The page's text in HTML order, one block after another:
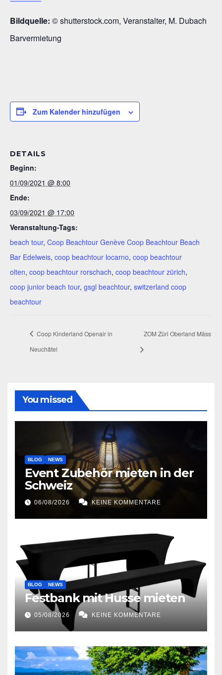
Bildquelle: © shutterstock.com, Veranstalter, M. Dubach
Barvermietung
Zum Kalender hinzufügen
DETAILS
Beginn:
01/09/2021 @ 8:00
Ende:
03/09/2021 @ 17:00
Veranstaltung-Tags:
beach tour, Coop Beachtour Genève Coop Beachtour Beach
Bar Edelweis, coop beachtour locarno, coop beachtour
olten, coop beachtour rorschach, coop beachtour zürich,
coop junior beach tour, gsgl beachtour, switzerland coop
beachtour
Coop Kinderland Openair in
Neuchâtel
ZOM Züri Oberland Mäss
You missed
BLOG NEWS
Event Zubehör mieten in der
Schweiz
06/08/2026 KEINE KOMMENTARE
BLOG NEWS
Festbank mit Husse mieten
05/08/2026 KEINE KOMMENTARE